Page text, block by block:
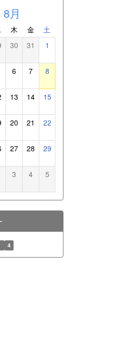
8月
木 金 土
30 31 1
6 7 8
13 14 15
20 21 22
27 28 29
3 4 5
4